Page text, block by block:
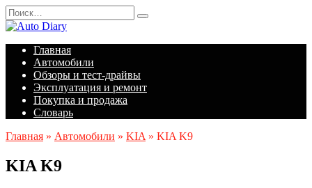
Перейти
к
содержанию
Search
for:
Главная
Автомобили
Обзоры и тест-драйвы
Эксплуатация и ремонт
Покупка и продажа
Словарь
Главная » Автомобили » KIA » KIA K9
KIA K9